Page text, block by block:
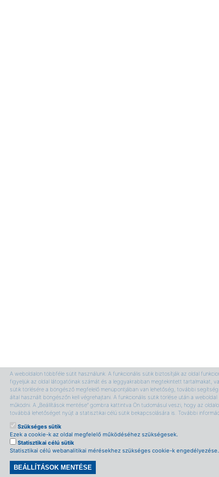
A weboldalon többféle sütit használunk. A funkcionális sütik biztosítják az oldal
figyeljük az oldal látogatóinak számát és a leggyakrabban megtekintett tartalmakat,
sütik törlésére a böngésző megfelelő menüpontjában van lehetőség, további
által használt böngészőn kell végrehajtani. A funkcionális sütik törlése után a
működni. A „Beállítások mentése” gombra kattintva Ön tudomásul veszi, hogy az
továbbá lehetőséget nyújt a statisztikai célú sütik bekapcsolására is. További
Szükséges sütik
Ezek a cookie-k az oldal megfelelő működéséhez szükségesek.
Statisztikai célú sütik
Statisztikai célú webanalitikai mérésekhez szükséges cookie-k engedélyezése.
BEÁLLÍTÁSOK MENTÉSE